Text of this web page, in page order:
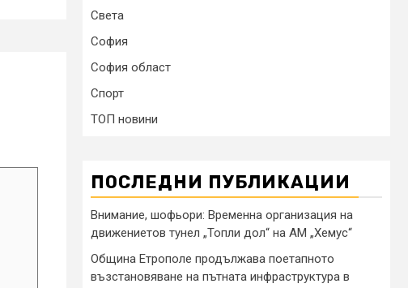
Света
София
София област
Спорт
ТОП новини
ПОСЛЕДНИ ПУБЛИКАЦИИ
Внимание, шофьори: Временна организация на
движениетов тунел „Топли дол“ на АМ „Хемус“
Община Етрополе продължава поетапното
възстановяване на пътната инфраструктура в